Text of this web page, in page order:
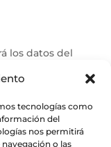
tecnologías como
del
nos permitirá
o las
los datos del
el
de los
en la
al efecto las